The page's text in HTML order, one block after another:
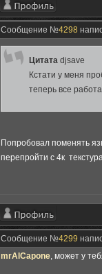
Сообщение №4298
Цитата djsave
Кстати у меня
теперь все
Попробовал поменять
перепройти с 4к
Сообщение №4299
mrAlCapone, может у